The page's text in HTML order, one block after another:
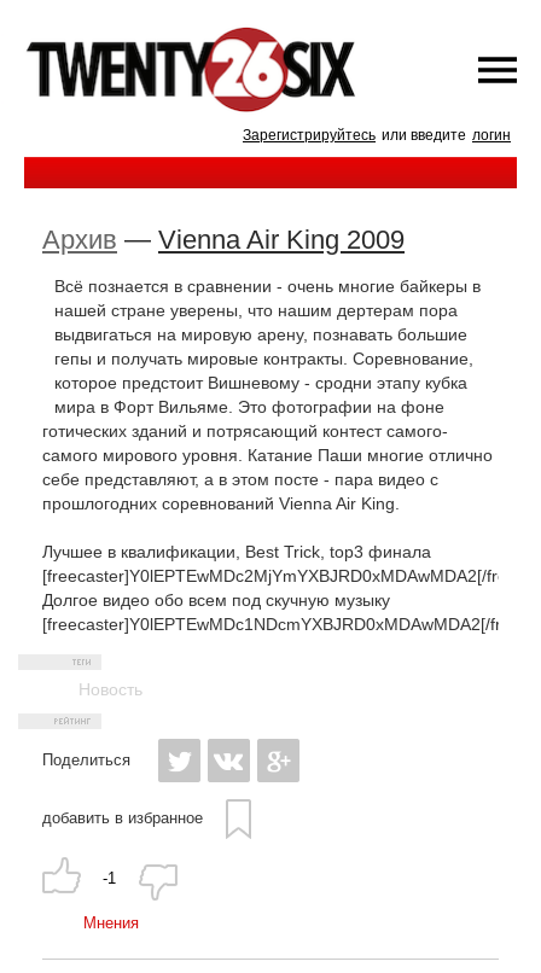
Зарегистрируйтесь или введите логин
Архив — Vienna Air King 2009
Всё познается в сравнении - очень многие байкеры в
нашей стране уверены, что нашим дертерам пора
выдвигаться на мировую арену, познавать большие
гепы и получать мировые контракты. Соревнование,
которое предстоит Вишневому - сродни этапу кубка
мира в Форт Вильяме. Это фотографии на фоне
готических зданий и потрясающий контест самого-
самого мирового уровня. Катание Паши многие отлично
себе представляют, а в этом посте - пара видео с
прошлогодних соревнований Vienna Air King.
Лучшее в квалификации, Best Trick, top3 финала
[freecaster]Y0lEPTEwMDc2MjYmYXBJRD0xMDAwMDA2[/
Долгое видео обо всем под скучную музыку
[freecaster]Y0lEPTEwMDc1NDcmYXBJRD0xMDAwMDA2[/
Новость
Поделиться
добавить в избранное
-1
Мнения